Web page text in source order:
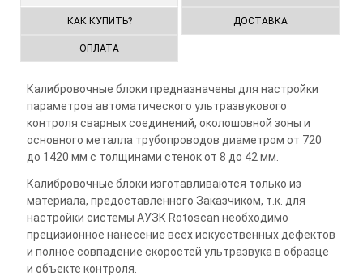
КАК КУПИТЬ? ДОСТАВКА
ОПЛАТА
Калибровочные блоки предназначены для настройки
параметров автоматического ультразвукового
контроля сварных соединений, околошовной зоны и
основного металла трубопроводов диаметром от 720
до 1420 мм с толщинами стенок от 8 до 42 мм.
Калибровочные блоки изготавливаются только из
материала, предоставленного Заказчиком, т.к. для
настройки системы АУЗК Rotoscan необходимо
прецизионное нанесение всех искусственных дефектов
и полное совпадение скоростей ультразвука в образце
и объекте контроля.